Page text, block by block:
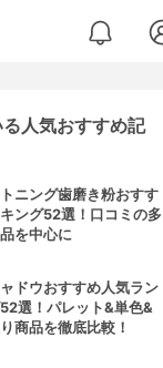
人気おすすめ記
ニング歯磨き粉おすす
ング52選！口コミの多
を中心に
ドウおすすめ人気ラン
選！パレット&単色&
商品を徹底比較！